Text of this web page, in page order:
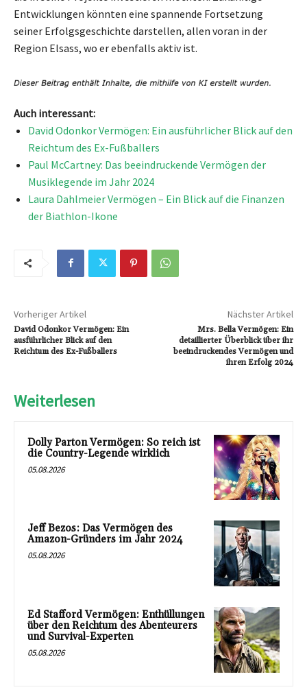
Entwicklungen könnten eine spannende Fortsetzung
seiner Erfolgsgeschichte darstellen, allen voran in der
Region Elsass, wo er ebenfalls aktiv ist.
Auch interessant:
David Odonkor Vermögen: Ein ausführlicher Blick auf den
Reichtum des Ex-Fußballers
Paul McCartney: Das beeindruckende Vermögen der
Musiklegende im Jahr 2024
Laura Dahlmeier Vermögen – Ein Blick auf die Finanzen
der Biathlon-Ikone
Vorheriger Artikel
David Odonkor Vermögen: Ein
ausführlicher Blick auf den
Reichtum des Ex-Fußballers
Nächster Artikel
Mrs. Bella Vermögen: Ein
detaillierter Überblick über ihr
beeindruckendes Vermögen und
ihren Erfolg 2024
Weiterlesen
Dolly Parton Vermögen: So reich ist
die Country-Legende wirklich
05.08.2026
Jeff Bezos: Das Vermögen des
Amazon-Gründers im Jahr 2024
05.08.2026
Ed Stafford Vermögen: Enthüllungen
über den Reichtum des Abenteurers
und Survival-Experten
05.08.2026